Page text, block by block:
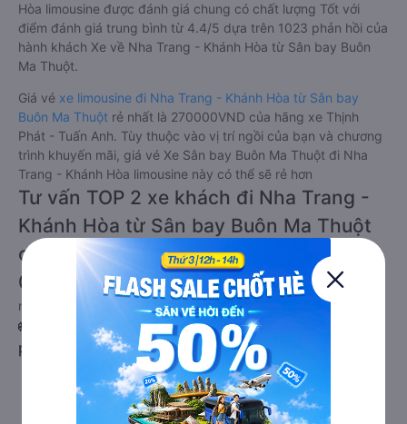
Hòa limousine được đánh giá chung có chất lượng Tốt với
điểm đánh giá trung bình từ 4.4/5 dựa trên 1023 phản hồi của
hành khách Xe về Nha Trang - Khánh Hòa từ Sân bay Buôn
Ma Thuột.
Giá vé xe limousine đi Nha Trang - Khánh Hòa từ Sân bay
Buôn Ma Thuột rẻ nhất là 270000VND của hãng xe Thịnh
Phát - Tuấn Anh. Tùy thuộc vào vị trí ngồi của bạn và chương
trình khuyến mãi, giá vé Xe Sân bay Buôn Ma Thuột đi Nha
Trang - Khánh Hòa limousine này có thể sẽ rẻ hơn
Tư vấn TOP 2 xe khách đi Nha Trang -
Khánh Hòa từ Sân bay Buôn Ma Thuột
chất lượng cao, uy tín, giá rẻ nhất
08/2026
null
🚌 1. Xe Thái Sơn khởi hành tại 375 Hoàng Diệu (Văn
phòng Buôn Ma Thuột)
a. Giới thiệu xe Thái Sơn
Thái Sơn có kinh nghiệm phục vụ hành khách trên khá